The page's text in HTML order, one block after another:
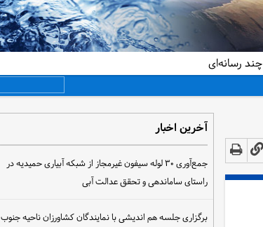
چند رسانه‌ای
آخرین اخبار
جمع‌آوری ۳۰ لوله سیفون غیرمجاز از شبکه آبیاری حمیدیه در
راستای ساماندهی و تحقق عدالت آبی
برگزاری جلسه هم اندیشی با نمایندگان کشاورزان ناحیه جنوب